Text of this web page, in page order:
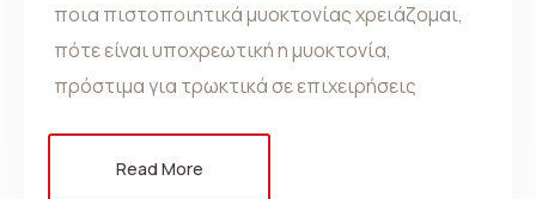
ποια πιστοποιητικά μυοκτονίας χρειάζομαι,
πότε είναι υποχρεωτική η μυοκτονία,
πρόστιμα για τρωκτικά σε επιχειρήσεις
Read More